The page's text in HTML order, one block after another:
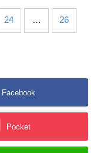
24 … 26
Facebook
Pocket